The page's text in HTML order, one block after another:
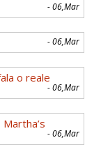
- 06,Mar
- 06,Mar
o reale
- 06,Mar
- 06,Mar